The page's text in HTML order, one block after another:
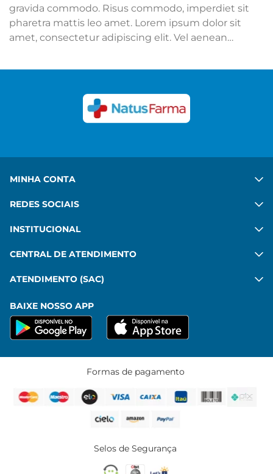
gravida commodo. Risus commodo, imperdiet sit
pharetra mattis leo amet. Lorem ipsum dolor sit
amet, consectetur adipiscing elit. Vel aenean
Congue felis aenean mauris sed platea diam. Porta
commodo, imperdiet sit pharetra mattis leo amet.
MINHA CONTA
REDES SOCIAIS
INSTITUCIONAL
CENTRAL DE ATENDIMENTO
ATENDIMENTO (SAC)
BAIXE NOSSO APP
Formas de pagamento
Selos de Segurança